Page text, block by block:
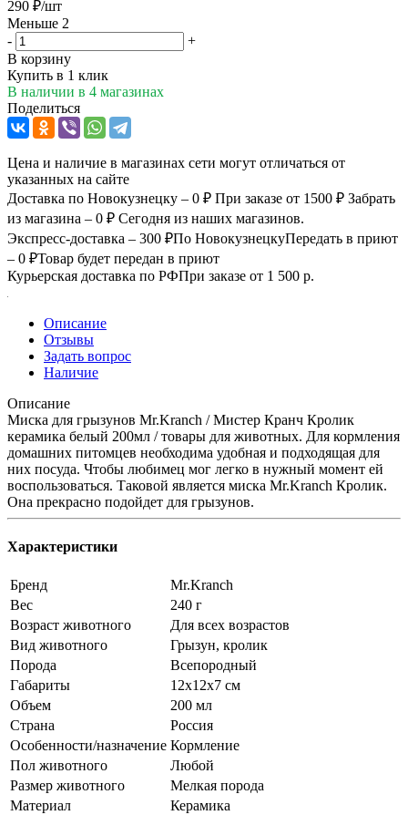
290 ₽/шт
Меньше 2
-
+
В корзину
Купить в 1 клик
В наличии в 4 магазинах
Поделиться
Цена и наличие в магазинах сети могут отличаться от
указанных на сайте
Доставка по Новокузнецку – 0 ₽ При заказе от 1500 ₽ Забрать
из магазина – 0 ₽ Сегодня из наших магазинов.
Экспресс-доставка – 300 ₽По НовокузнецкуПередать в приют
– 0 ₽Товар будет передан в приют
Курьерская доставка по РФПри заказе от 1 500 р.
Описание
Отзывы
Задать вопрос
Наличие
Описание
Миска для грызунов Mr.Kranch / Мистер Кранч Кролик
керамика белый 200мл / товары для животных. Для кормления
домашних питомцев необходима удобная и подходящая для
них посуда. Чтобы любимец мог легко в нужный момент ей
воспользоваться. Таковой является миска Mr.Kranch Кролик.
Она прекрасно подойдет для грызунов.
Характеристики
Бренд
Mr.Kranch
Вес
240 г
Возраст животного
Для всех возрастов
Вид животного
Грызун, кролик
Порода
Всепородный
Габариты
12х12х7 см
Объем
200 мл
Страна
Россия
Особенности/назначение Кормление
Пол животного
Любой
Размер животного
Мелкая порода
Материал
Керамика